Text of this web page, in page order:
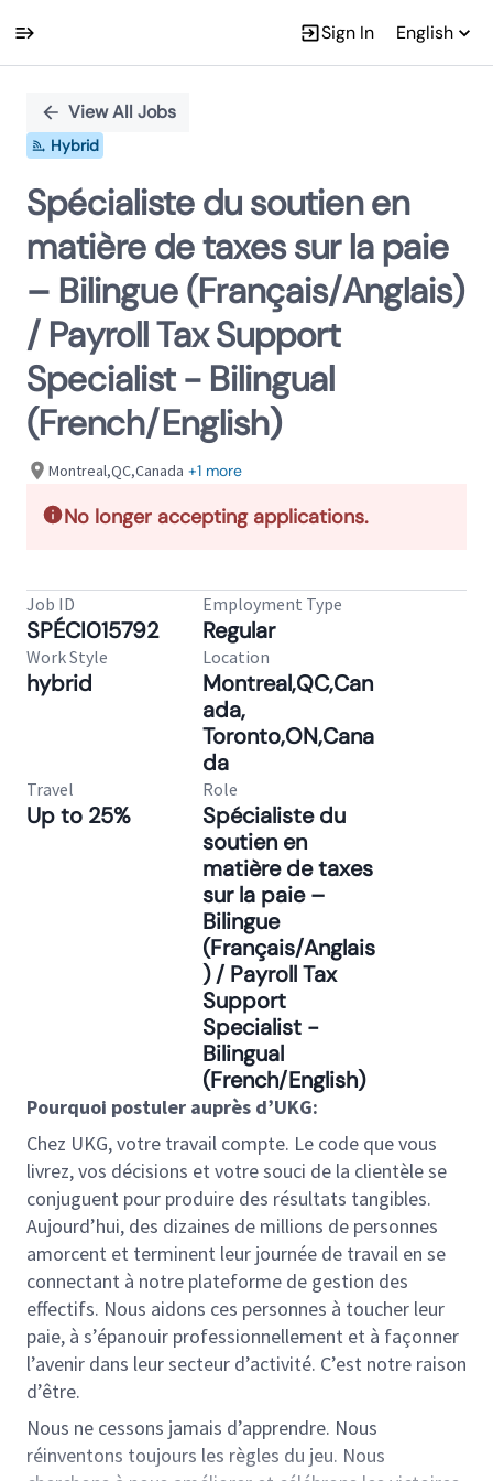
Sign In English
PositionView All Jobs
Hybrid
Spécialiste du soutien en
matière de taxes sur la paie
– Bilingue (Français/Anglais)
/ Payroll Tax Support
Specialist - Bilingual
(French/English)
Montreal,QC,Canada +1 more
No longer accepting applications.
Job ID
SPÉCI015792
Employment Type
Regular
Work Style
hybrid
Location
Montreal,QC,Can
ada,
Toronto,ON,Cana
da
Travel
Up to 25%
Role
Spécialiste du
soutien en
matière de taxes
sur la paie –
Bilingue
(Français/Anglais
) / Payroll Tax
Support
Specialist -
Bilingual
(French/English)
Pourquoi postuler auprès d’UKG:
Chez UKG, votre travail compte. Le code que vous
livrez, vos décisions et votre souci de la clientèle se
conjuguent pour produire des résultats tangibles.
Aujourd’hui, des dizaines de millions de personnes
amorcent et terminent leur journée de travail en se
connectant à notre plateforme de gestion des
effectifs. Nous aidons ces personnes à toucher leur
paie, à s’épanouir professionnellement et à façonner
l’avenir dans leur secteur d’activité. C’est notre raison
d’être.
Nous ne cessons jamais d’apprendre. Nous
réinventons toujours les règles du jeu. Nous